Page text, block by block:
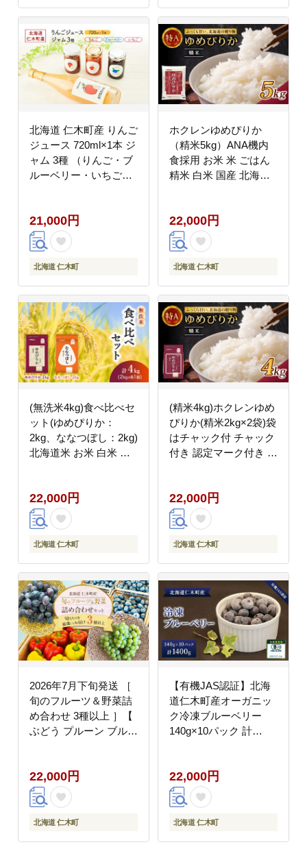
北海道 仁木町産 りんご
ジュース 720ml×1本 ジ
ャム 3種 （りんご・ブ
ルーベリー・いちご） [
ム ブルーベリー 苺 ]
21,000円
北海道 仁木町
ホクレンゆめぴりか
（精米5kg）ANA機内
食採用 お米 米 ごはん
精米 白米 国産 北海道
22,000円
北海道 仁木町
(無洗米4kg)食べ比べセ
ット(ゆめぴりか：
2kg、ななつぼし：2kg)
北海道米 お米 白米 ご
お弁当 ほど良い粘り 豊
かな甘み つややか セッ
ト 特A [JA新おたる]
22,000円
北海道 仁木町
(精米4kg)ホクレンゆめ
ぴりか(精米2kg×2袋)袋
はチャック付 チャック
付き 認定マーク付き 米
主食 おにぎり お弁当
[JA新おたる]
22,000円
北海道 仁木町
2026年7月下旬発送 ［
旬のフルーツ＆野菜詰
め合わせ 3種以上 ］【
ぶどう プルーン ブルー
トマト 野菜 果物 フル
ーツ 新鮮 北海道産 仁
木町産 北海道野菜 】
[株式会社NATICA]
22,000円
北海道 仁木町
【有機JAS認証】北海
道仁木町産オーガニッ
ク冷凍ブルーベリー
140g×10パック 計
上完熟 手摘み トッピン
グ [株式会社 自然農園]
22,000円
北海道 仁木町